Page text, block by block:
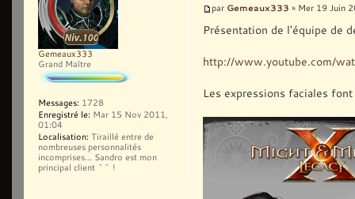
par Gemeaux333 » Mer 19 Juin
Présentation de l'équipe de
http://www.youtube.com/
Les expressions faciales
Gemeaux333
Grand Maître
Messages: 1728
Enregistré le: Mar 15 Nov 2011,
01:04
Localisation: Tiraillé entre de
nombreuses personnalités
incomprises... Sandro est mon
principal client ^^ !